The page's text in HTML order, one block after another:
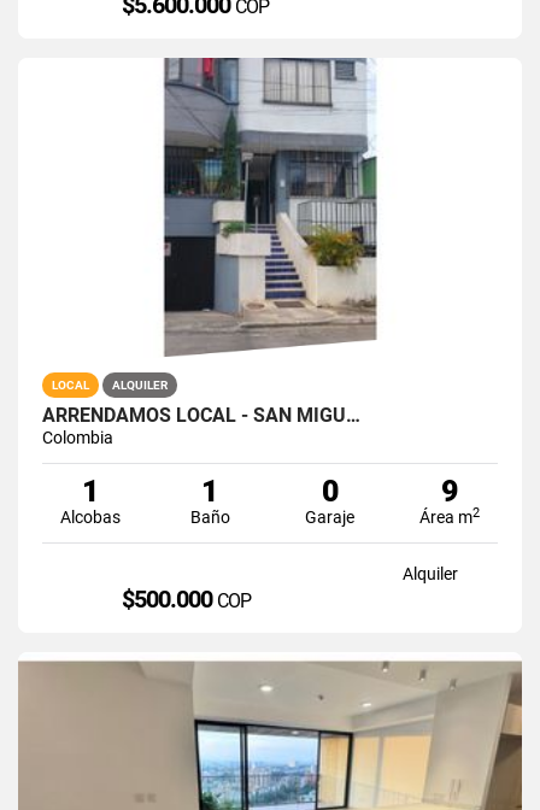
COP
LOCAL ALQUILER
ARRENDAMOS LOCAL - SAN MIGU…
Colombia
1
Alcobas
1
Baño
0
Garaje
9
Área m2
Alquiler
$500.000 COP